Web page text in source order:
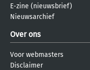
E-zine (nieuwsbrief)
Nieuwsarchief
Over ons
Voor webmasters
Disclaimer